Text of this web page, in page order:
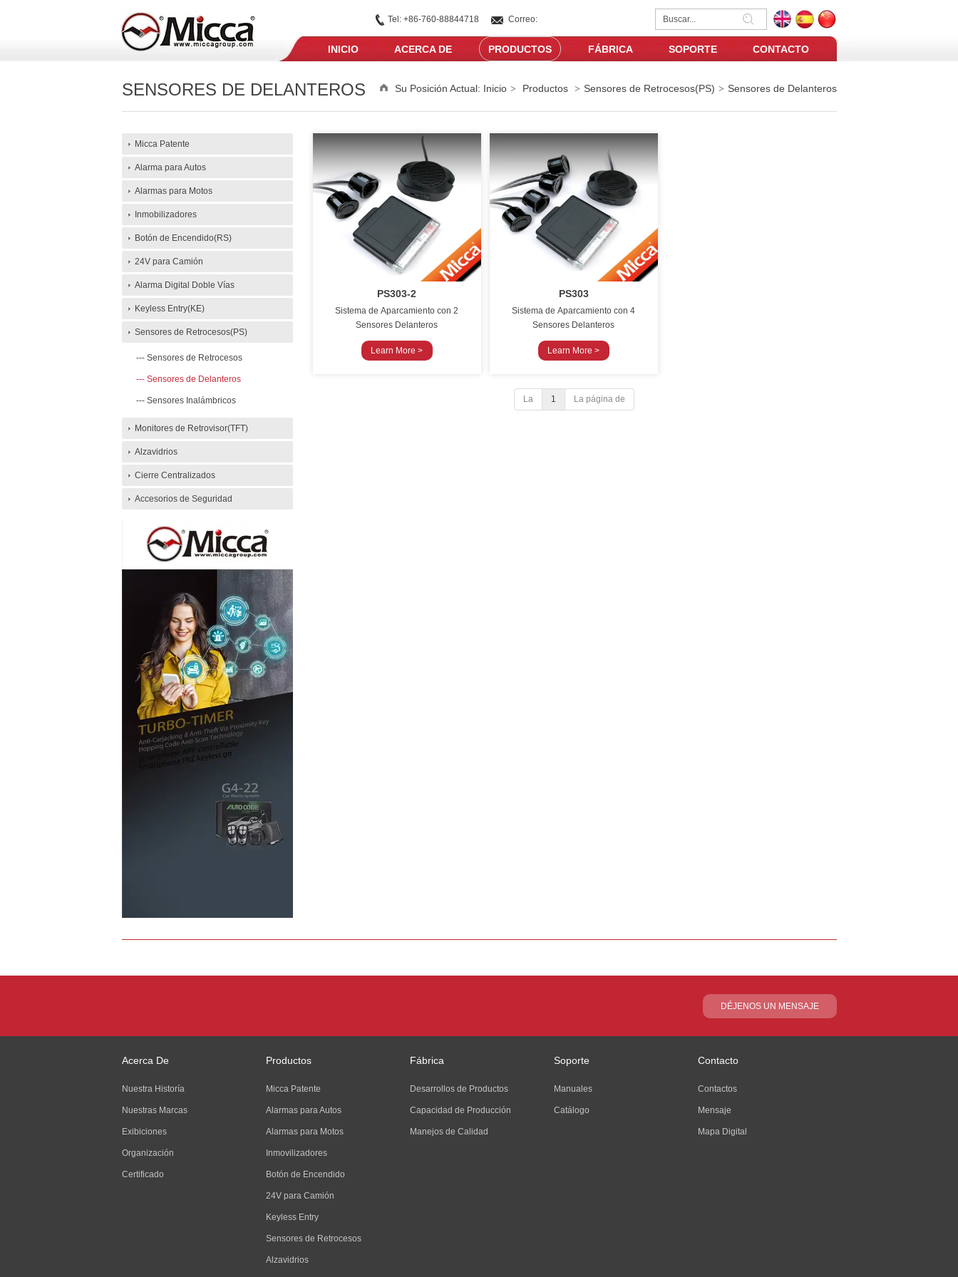
Tel: +86-760-88844718
Correo:
rebecca@miccagroup.com
INICIO ACERCA DE PRODUCTOS FÁBRICA SOPORTE CONTACTO
SENSORES DE DELANTEROS Su Posición Actual: Inicio > Productos > Sensores de Retrocesos(PS) > Sensores de Delanteros
Micca Patente
Alarma para Autos
Alarmas para Motos
Inmobilizadores
Botón de Encendido(RS)
24V para Camión
Alarma Digital Doble Vías
Keyless Entry(KE)
Sensores de Retrocesos(PS)
Sensores de Retrocesos
Sensores de Delanteros
Sensores Inalámbricos
Monitores de Retrovisor(TFT)
Alzavidrios
Cierre Centralizados
Accesorios de Seguridad
PS303-2
Sistema de Aparcamiento con 2
Sensores Delanteros
Learn More >
PS303
Sistema de Aparcamiento con 4
Sensores Delanteros
Learn More >
La 1 La página de
DÉJENOS UN MENSAJE
Acerca De
Nuestra Historía
Nuestras Marcas
Exibiciones
Organización
Certificado
Productos
Micca Patente
Alarmas para Autos
Alarmas para Motos
Inmovilizadores
Botón de Encendido
24V para Camión
Keyless Entry
Sensores de Retrocesos
Alzavidrios
Fábrica
Desarrollos de Productos
Capacidad de Producción
Manejos de Calidad
Soporte
Manuales
Catálogo
Contacto
Contactos
Mensaje
Mapa Digital